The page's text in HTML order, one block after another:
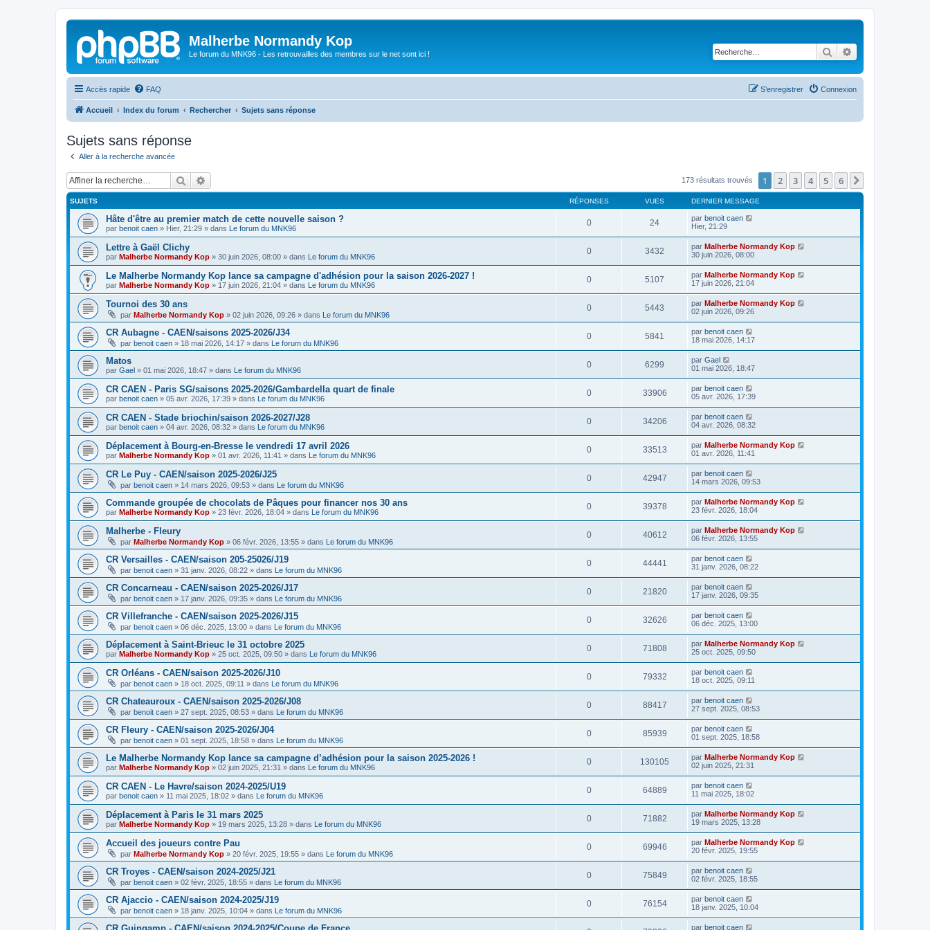
Malherbe Normandy Kop
Le forum du MNK96 - Les retrouvailles des membres sur le net sont ici ! Rechercher
Accès rapide FAQ Connexion
S’enregistrer
Accueil Index du forum Rechercher Sujets sans réponse
Sujets sans réponse
Aller à la recherche avancée
Rechercher 173 résultats trouvés 1 2 3 4 5 6
SUJETS RÉPONSES VUES DERNIER MESSAGE
Hâte d'être au premier match de cette nouvelle saison ?
par benoit caen » Hier, 21:29 » dans Le forum du MNK96
0 24 par benoit caen
Hier, 21:29
Lettre à Gaël Clichy
par Malherbe Normandy Kop » 30 juin 2026, 08:00 » dans Le forum du MNK96
0 3432 par Malherbe Normandy Kop
30 juin 2026, 08:00
Le Malherbe Normandy Kop lance sa campagne d'adhésion pour la saison 2026-2027 !
par Malherbe Normandy Kop » 17 juin 2026, 21:04 » dans Le forum du MNK96
0 5107 par Malherbe Normandy Kop
17 juin 2026, 21:04
Tournoi des 30 ans
par Malherbe Normandy Kop » 02 juin 2026, 09:26 » dans Le forum du MNK96
0 5443 par Malherbe Normandy Kop
02 juin 2026, 09:26
CR Aubagne - CAEN/saisons 2025-2026/J34
par benoit caen » 18 mai 2026, 14:17 » dans Le forum du MNK96
0 5841 par benoit caen
18 mai 2026, 14:17
Matos
par Gael » 01 mai 2026, 18:47 » dans Le forum du MNK96
0 6299 par Gael
01 mai 2026, 18:47
CR CAEN - Paris SG/saisons 2025-2026/Gambardella quart de finale
par benoit caen » 05 avr. 2026, 17:39 » dans Le forum du MNK96
0 33906 par benoit caen
05 avr. 2026, 17:39
CR CAEN - Stade briochin/saison 2026-2027/J28
par benoit caen » 04 avr. 2026, 08:32 » dans Le forum du MNK96
0 34206 par benoit caen
04 avr. 2026, 08:32
Déplacement à Bourg-en-Bresse le vendredi 17 avril 2026
par Malherbe Normandy Kop » 01 avr. 2026, 11:41 » dans Le forum du MNK96
0 33513 par Malherbe Normandy Kop
01 avr. 2026, 11:41
CR Le Puy - CAEN/saison 2025-2026/J25
par benoit caen » 14 mars 2026, 09:53 » dans Le forum du MNK96
0 42947 par benoit caen
14 mars 2026, 09:53
Commande groupée de chocolats de Pâques pour financer nos 30 ans
par Malherbe Normandy Kop » 23 févr. 2026, 18:04 » dans Le forum du MNK96
0 39378 par Malherbe Normandy Kop
23 févr. 2026, 18:04
Malherbe - Fleury
par Malherbe Normandy Kop » 06 févr. 2026, 13:55 » dans Le forum du MNK96
0 40612 par Malherbe Normandy Kop
06 févr. 2026, 13:55
CR Versailles - CAEN/saison 205-25026/J19
par benoit caen » 31 janv. 2026, 08:22 » dans Le forum du MNK96
0 44441 par benoit caen
31 janv. 2026, 08:22
CR Concarneau - CAEN/saison 2025-2026/J17
par benoit caen » 17 janv. 2026, 09:35 » dans Le forum du MNK96
0 21820 par benoit caen
17 janv. 2026, 09:35
CR Villefranche - CAEN/saison 2025-2026/J15
par benoit caen » 06 déc. 2025, 13:00 » dans Le forum du MNK96
0 32626 par benoit caen
06 déc. 2025, 13:00
Déplacement à Saint-Brieuc le 31 octobre 2025
par Malherbe Normandy Kop » 25 oct. 2025, 09:50 » dans Le forum du MNK96
0 71808 par Malherbe Normandy Kop
25 oct. 2025, 09:50
CR Orléans - CAEN/saison 2025-2026/J10
par benoit caen » 18 oct. 2025, 09:11 » dans Le forum du MNK96
0 79332 par benoit caen
18 oct. 2025, 09:11
CR Chateauroux - CAEN/saison 2025-2026/J08
par benoit caen » 27 sept. 2025, 08:53 » dans Le forum du MNK96
0 88417 par benoit caen
27 sept. 2025, 08:53
CR Fleury - CAEN/saison 2025-2026/J04
par benoit caen » 01 sept. 2025, 18:58 » dans Le forum du MNK96
0 85939 par benoit caen
01 sept. 2025, 18:58
Le Malherbe Normandy Kop lance sa campagne d’adhésion pour la saison 2025-2026 !
par Malherbe Normandy Kop » 02 juin 2025, 21:31 » dans Le forum du MNK96
0 130105 par Malherbe Normandy Kop
02 juin 2025, 21:31
CR CAEN - Le Havre/saison 2024-2025/U19
par benoit caen » 11 mai 2025, 18:02 » dans Le forum du MNK96
0 64889 par benoit caen
11 mai 2025, 18:02
Déplacement à Paris le 31 mars 2025
par Malherbe Normandy Kop » 19 mars 2025, 13:28 » dans Le forum du MNK96
0 71882 par Malherbe Normandy Kop
19 mars 2025, 13:28
Accueil des joueurs contre Pau
par Malherbe Normandy Kop » 20 févr. 2025, 19:55 » dans Le forum du MNK96
0 69946 par Malherbe Normandy Kop
20 févr. 2025, 19:55
CR Troyes - CAEN/saison 2024-2025/J21
par benoit caen » 02 févr. 2025, 18:55 » dans Le forum du MNK96
0 75849 par benoit caen
02 févr. 2025, 18:55
CR Ajaccio - CAEN/saison 2024-2025/J19
par benoit caen » 18 janv. 2025, 10:04 » dans Le forum du MNK96
0 76154 par benoit caen
18 janv. 2025, 10:04
par benoit caen